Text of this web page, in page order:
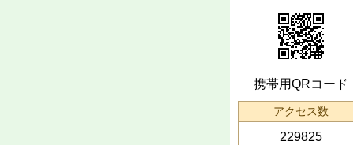
携帯用QRコード
アクセス数
229825